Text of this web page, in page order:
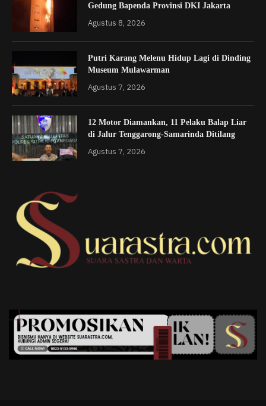
Gedung Bapenda Provinsi DKI Jakarta
Agustus 8, 2026
Putri Karang Melenu Hidup Lagi di Dinding
Museum Mulawarman
Agustus 7, 2026
12 Motor Diamankan, 11 Pelaku Balap Liar
di Jalur Tenggarong-Samarinda Ditilang
Agustus 7, 2026